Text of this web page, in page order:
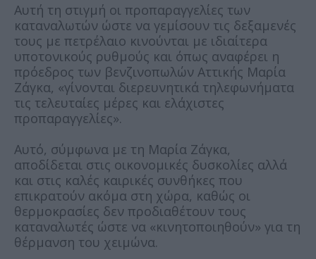
Αυτή τη στιγμή οι προπαραγγελίες των
καταναλωτών ώστε να γεμίσουν τις δεξαμενές
τους με πετρέλαιο κινούνται με ιδιαίτερα
υποτονικούς ρυθμούς και όπως αναφέρει η
πρόεδρος των βενζινοπωλών Αττικής Μαρία
Ζάγκα, «γίνονται διερευνητικά τηλεφωνήματα
τις τελευταίες μέρες και ελάχιστες
προπαραγγελίες».
Αυτό, σύμφωνα με τη Μαρία Ζάγκα,
αποδίδεται στις οικονομικές δυσκολίες αλλά
και στις καλές καιρικές συνθήκες που
επικρατούν ακόμα στη χώρα, καθώς οι
θερμοκρασίες δεν προδιαθέτουν τους
καταναλωτές ώστε να «κινητοποιηθούν» για τη
θέρμανση του χειμώνα.